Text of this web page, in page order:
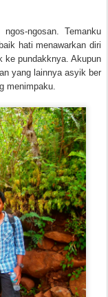
ngosan. Temanku
hati menawarkan diri
ke pundakknya. Akupun
yang lainnya asyik ber
menimpaku.